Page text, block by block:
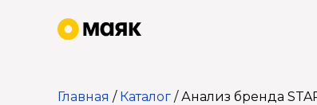
Главная / Каталог /Анализ бренда